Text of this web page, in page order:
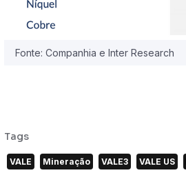
Fonte: Companhia e Inter Research
Tags
VALE Mineração VALE3 VALE US